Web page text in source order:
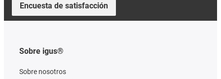
Encuesta de satisfacción
Sobre igus®
Sobre nosotros